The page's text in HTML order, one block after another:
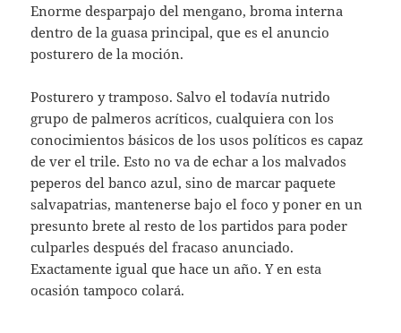
Enorme desparpajo del mengano, broma interna
dentro de la guasa principal, que es el anuncio
posturero de la moción.
Posturero y tramposo. Salvo el todavía nutrido
grupo de palmeros acríticos, cualquiera con los
conocimientos básicos de los usos políticos es capaz
de ver el trile. Esto no va de echar a los malvados
peperos del banco azul, sino de marcar paquete
salvapatrias, mantenerse bajo el foco y poner en un
presunto brete al resto de los partidos para poder
culparles después del fracaso anunciado.
Exactamente igual que hace un año. Y en esta
ocasión tampoco colará.